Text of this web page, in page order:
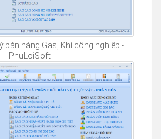
bán hàng Gas, Khí công nghiệp -
PhuLoiSoft